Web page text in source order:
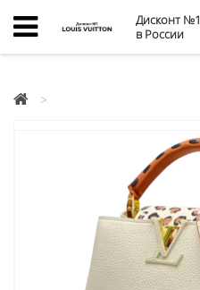
Дисконт №1
в России